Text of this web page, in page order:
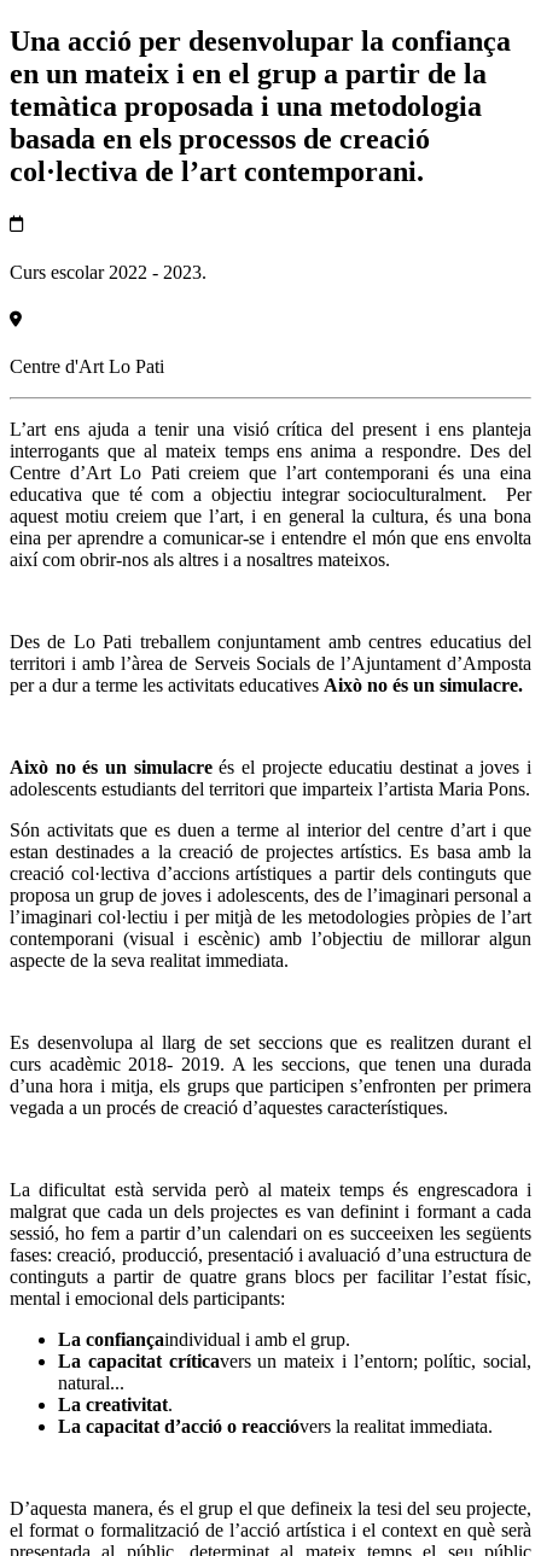
Una acció per desenvolupar la confiança
en un mateix i en el grup a partir de la
temàtica proposada i una metodologia
basada en els processos de creació
col·lectiva de l’art contemporani.
Curs escolar 2022 - 2023.
Centre d'Art Lo Pati
L’art ens ajuda a tenir una visió crítica del present i ens planteja
interrogants que al mateix temps ens anima a respondre. Des del
Centre d’Art Lo Pati creiem que l’art contemporani és una eina
educativa que té com a objectiu integrar socioculturalment. Per
aquest motiu creiem que l’art, i en general la cultura, és una bona
eina per aprendre a comunicar-se i entendre el món que ens envolta
així com obrir-nos als altres i a nosaltres mateixos.
Des de Lo Pati treballem conjuntament amb centres educatius del
territori i amb l’àrea de Serveis Socials de l’Ajuntament d’Amposta
per a dur a terme les activitats educatives Això no és un simulacre.
Això no és un simulacreés el projecte educatiu destinat a joves i
adolescents estudiants del territori que imparteix l’artista Maria Pons.
Són activitats que es duen a terme al interior del centre d’art i que
estan destinades a la creació de projectes artístics. Es basa amb la
creació col·lectiva d’accions artístiques a partir dels continguts que
proposa un grup de joves i adolescents, des de l’imaginari personal a
l’imaginari col·lectiu i per mitjà de les metodologies pròpies de l’art
contemporani (visual i escènic) amb l’objectiu de millorar algun
aspecte de la seva realitat immediata.
Es desenvolupa al llarg de set seccions que es realitzen durant el
curs acadèmic 2018- 2019. A les seccions, que tenen una durada
d’una hora i mitja, els grups que participen s’enfronten per primera
vegada a un procés de creació d’aquestes característiques.
La dificultat està servida però al mateix temps és engrescadora i
malgrat que cada un dels projectes es van definint i formant a cada
sessió, ho fem a partir d’un calendari on es succeeixen les següents
fases: creació, producció, presentació i avaluació d’una estructura de
continguts a partir de quatre grans blocs per facilitar l’estat físic,
mental i emocional dels participants:
La confiançaindividual i amb el grup.
La capacitat críticavers un mateix i l’entorn; polític, social,
natural...
La creativitat.
La capacitat d’acció o reaccióvers la realitat immediata.
D’aquesta manera, és el grup el que defineix la tesi del seu projecte,
el format o formalització de l’acció artística i el context en què serà
presentada al públic, determinat al mateix temps el seu públic